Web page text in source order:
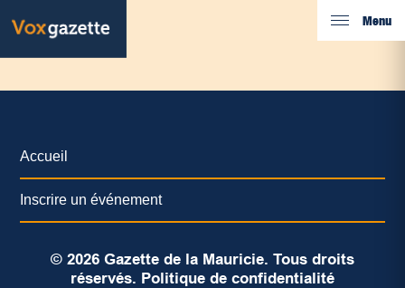
Menu
Accueil
Inscrire un événement
© 2026 Gazette de la Mauricie. Tous droits
réservés. Politique de confidentialité